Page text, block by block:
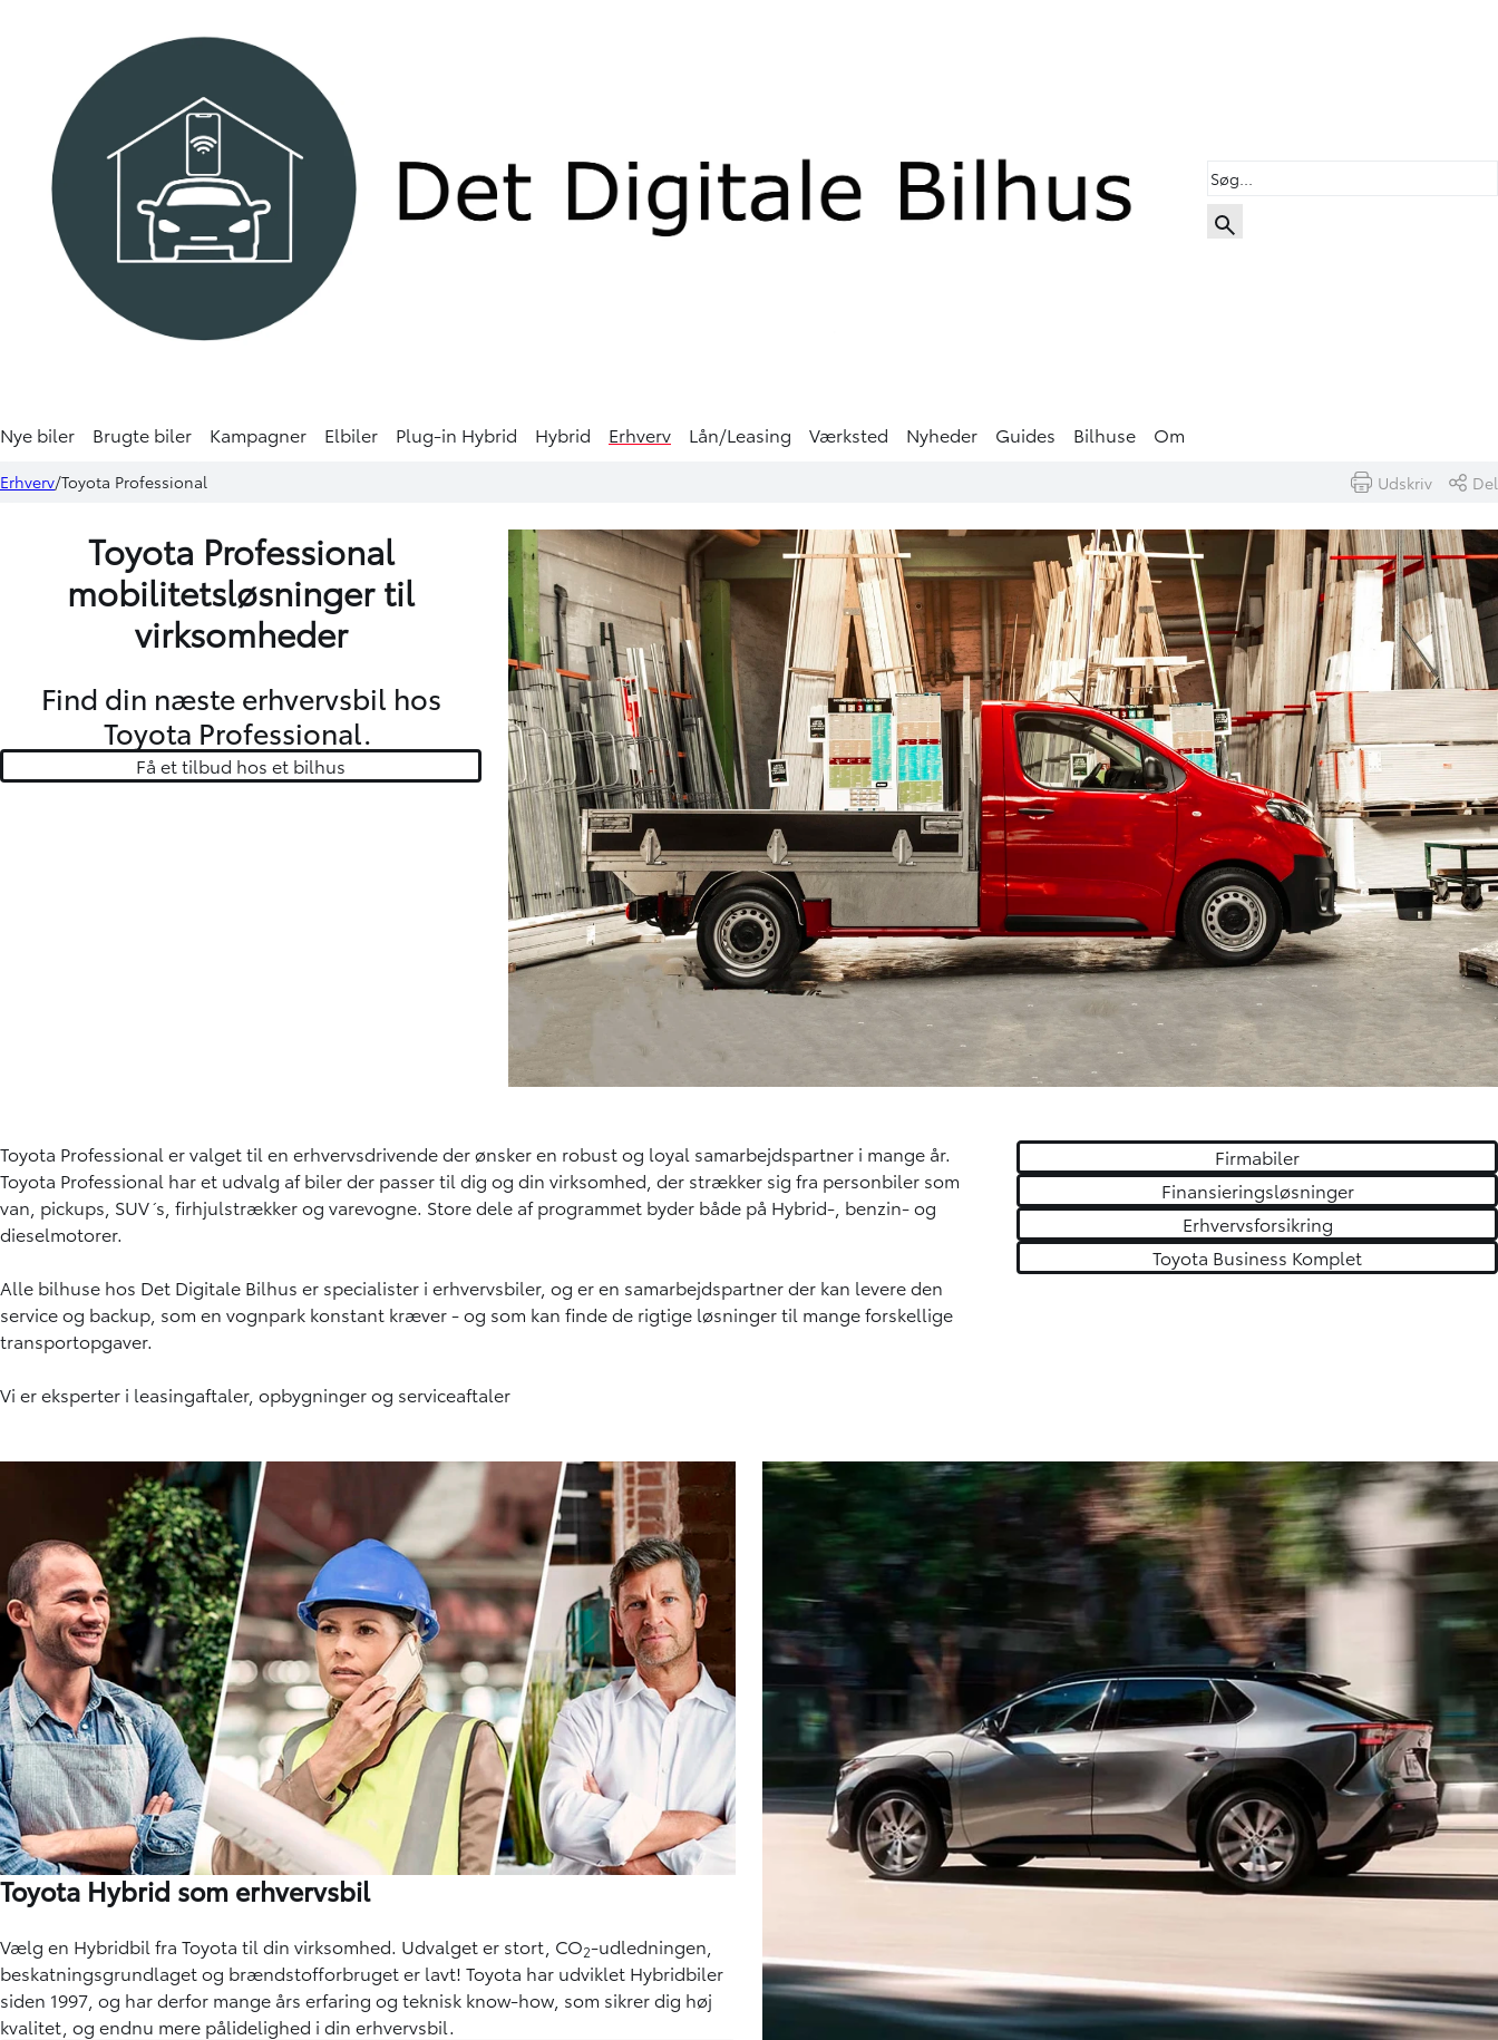
Nye biler Brugte biler Kampagner Elbiler Plug-in Hybrid Hybrid Erhverv Lån/Leasing Værksted Nyheder Guides Bilhuse Om
Erhverv Toyota Professional Udskriv Del
Toyota Professional
mobilitetsløsninger til
virksomheder
Find din næste erhvervsbil hos
Toyota Professional.
Få et tilbud hos et bilhus
Toyota Professional er valget til en erhvervsdrivende der ønsker en robust og loyal samarbejdspartner i mange år.
Toyota Professional har et udvalg af biler der passer til dig og din virksomhed, der strækker sig fra personbiler som
van, pickups, SUV´s, firhjulstrækker og varevogne. Store dele af programmet byder både på Hybrid-, benzin- og
dieselmotorer.
Alle bilhuse hos Det Digitale Bilhus er specialister i erhvervsbiler, og er en samarbejdspartner der kan levere den
service og backup, som en vognpark konstant kræver - og som kan finde de rigtige løsninger til mange forskellige
transportopgaver.
Vi er eksperter i leasingaftaler, opbygningerog serviceaftaler
Firmabiler
Finansieringsløsninger
Erhvervsforsikring
Toyota Business Komplet
Toyota Hybrid som erhvervsbil
Vælg en Hybridbil fra Toyota til din virksomhed. Udvalget er stort, CO2-udledningen,
beskatningsgrundlaget og brændstofforbruget er lavt! Toyota har udviklet Hybridbiler
siden 1997, og har derfor mange års erfaring og teknisk know-how, som sikrer dig høj
kvalitet, og endnu mere pålidelighed i din erhvervsbil.